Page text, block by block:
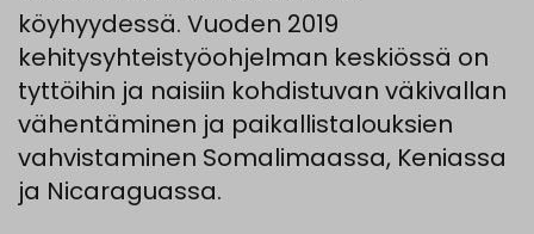
köyhyydessä. Vuoden 2019
kehitysyhteistyöohjelman keskiössä on
tyttöihin ja naisiin kohdistuvan väkivallan
vähentäminen ja paikallistalouksien
vahvistaminen Somalimaassa, Keniassa
ja Nicaraguassa.